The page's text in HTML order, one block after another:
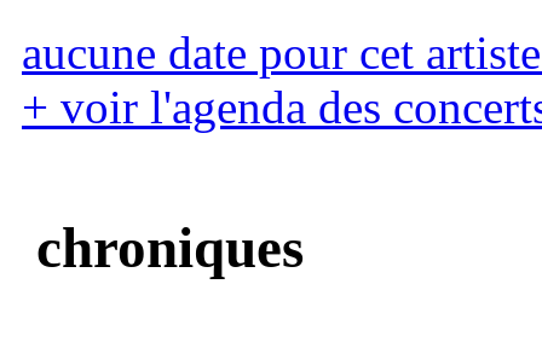
aucune date pour cet
+ voir l'agenda des
chroniques